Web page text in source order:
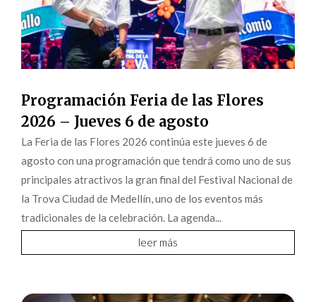
Programación Feria de las Flores
2026 – Jueves 6 de agosto
La Feria de las Flores 2026 continúa este jueves 6 de
agosto con una programación que tendrá como uno de sus
principales atractivos la gran final del Festival Nacional de
la Trova Ciudad de Medellín, uno de los eventos más
tradicionales de la celebración. La agenda...
leer más